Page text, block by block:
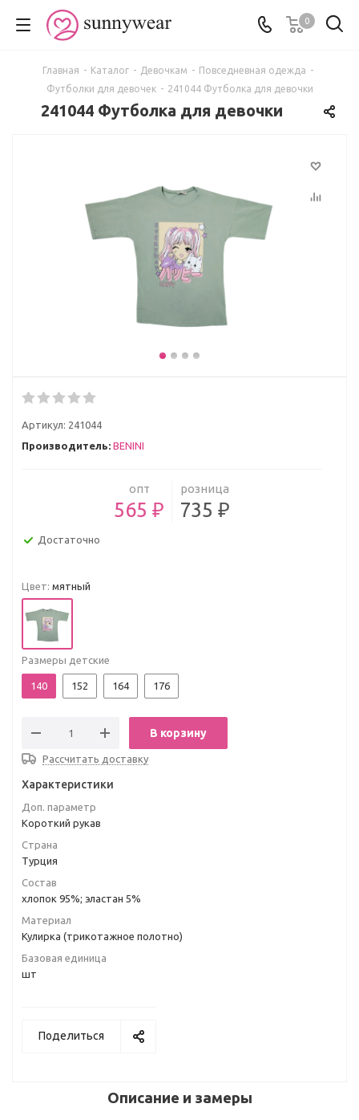
0
Главная - Каталог - Девочкам - Повседневная одежда -
Футболки для девочек - 241044 Футболка для девочки
241044 Футболка для девочки
Артикул: 241044
Производитель: BENINI
опт
565 ₽
розница
735 ₽
Достаточно
Цвет: мятный
Размеры детские
140 152 164 176
В корзину
Рассчитать доставку
Характеристики
Доп. параметр
Короткий рукав
Страна
Турция
Состав
хлопок 95%; эластан 5%
Материал
Кулирка (трикотажное полотно)
Базовая единица
шт
Поделиться
Описание и замеры